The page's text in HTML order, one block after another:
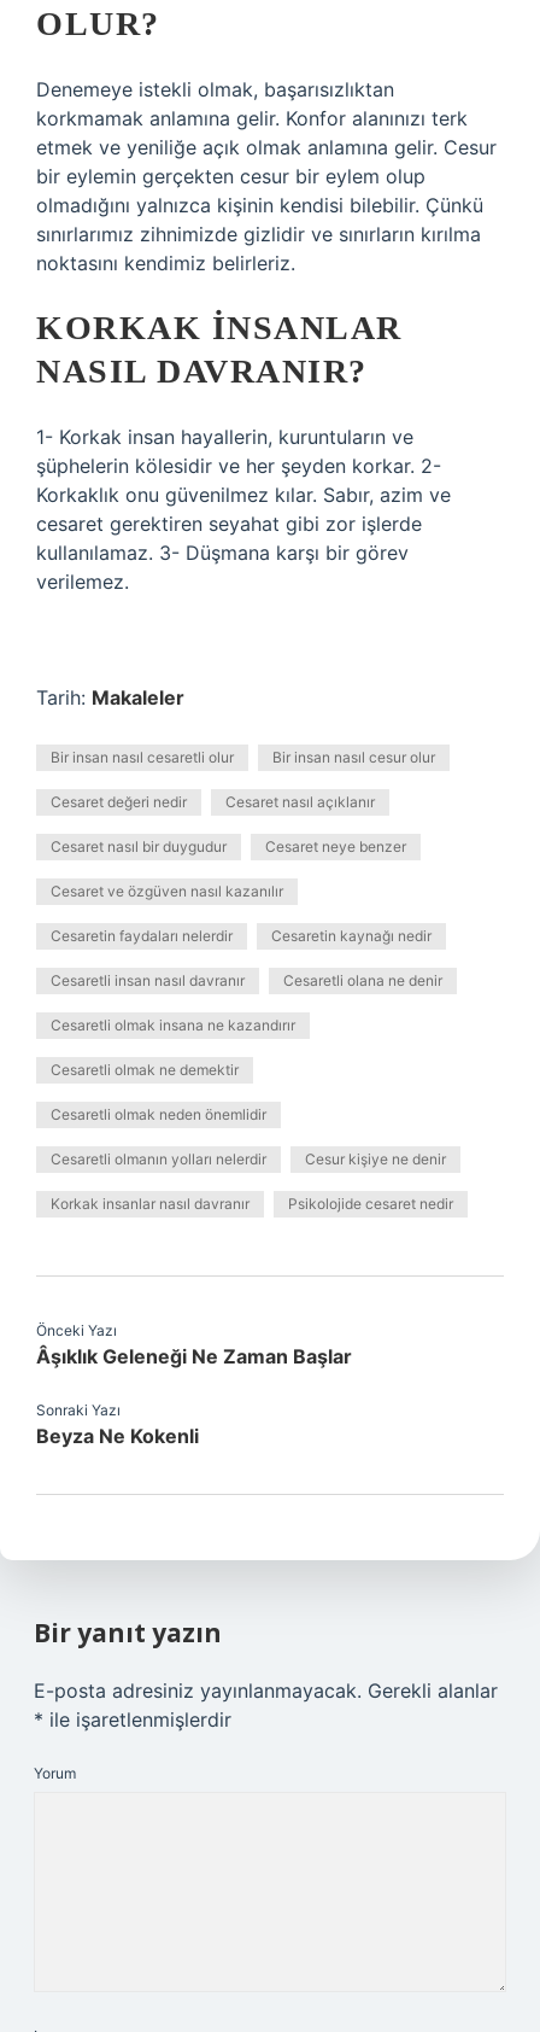
OLUR?
Denemeye istekli olmak, başarısızlıktan
korkmamak anlamına gelir. Konfor alanınızı terk
etmek ve yeniliğe açık olmak anlamına gelir. Cesur
bir eylemin gerçekten cesur bir eylem olup
olmadığını yalnızca kişinin kendisi bilebilir. Çünkü
sınırlarımız zihnimizde gizlidir ve sınırların kırılma
noktasını kendimiz belirleriz.
KORKAK INSANLAR
NASIL DAVRANIR?
1- Korkak insan hayallerin, kuruntuların ve
şüphelerin kölesidir ve her şeyden korkar. 2-
Korkaklık onu güvenilmez kılar. Sabır, azim ve
cesaret gerektiren seyahat gibi zor işlerde
kullanılamaz. 3- Düşmana karşı bir görev
verilemez.
Tarih: Makaleler
Bir insan nasıl cesaretli olur Bir insan nasıl cesur olur
Cesaret değeri nedir Cesaret nasıl açıklanır
Cesaret nasıl bir duygudur Cesaret neye benzer
Cesaret ve özgüven nasıl kazanılır
Cesaretin faydaları nelerdir Cesaretin kaynağı nedir
Cesaretli insan nasıl davranır Cesaretli olana ne denir
Cesaretli olmak insana ne kazandırır
Cesaretli olmak ne demektir
Cesaretli olmak neden önemlidir
Cesaretli olmanın yolları nelerdir Cesur kişiye ne denir
Korkak insanlar nasıl davranır Psikolojide cesaret nedir
Önceki Yazı
Âşıklık Geleneği Ne Zaman Başlar
Sonraki Yazı
Beyza Ne Kokenli
Bir yanıt yazın
E-posta adresiniz yayınlanmayacak. Gerekli alanlar
* ile işaretlenmişlerdir
Yorum